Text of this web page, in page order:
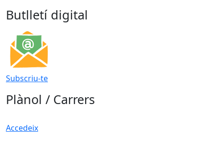
Butlletí digital
Subscriu-te
Plànol / Carrers
Accedeix